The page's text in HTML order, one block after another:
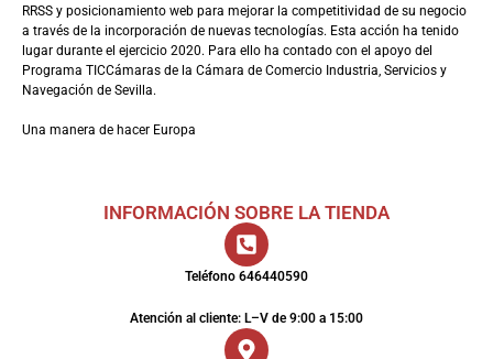
RRSS y posicionamiento web para mejorar la competitividad de su negocio
a través de la incorporación de nuevas tecnologías. Esta acción ha tenido
lugar durante el ejercicio 2020. Para ello ha contado con el apoyo del
Programa TICCámaras de la Cámara de Comercio Industria, Servicios y
Navegación de Sevilla.
Una manera de hacer Europa
INFORMACIÓN SOBRE LA TIENDA
Teléfono 646440590
Atención al cliente: L–V de 9:00 a 15:00